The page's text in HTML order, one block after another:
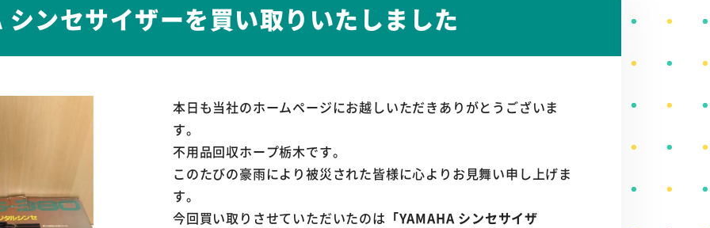
ンセサイザーを買い取りいたしました
本日も当社のホームページにお越しいただきありがとうございま
す。
不用品回収ホープ栃木です。
このたびの豪雨により被災された皆様に心よりお見舞い申し上げま
す。
今回買い取りさせていただいたのは 「YAMAHA シンセサイザ